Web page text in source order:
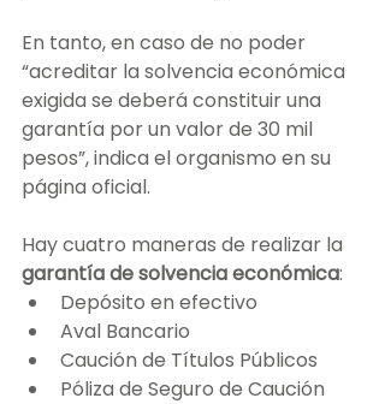
En tanto, en caso de no poder
“acreditar la solvencia económica
exigida se deberá constituir una
garantía por un valor de 30 mil
pesos”, indica el organismo en su
página oficial.
Hay cuatro maneras de realizar la
garantía de solvencia económica:
Depósito en efectivo
Aval Bancario
Caución de Títulos Públicos
Póliza de Seguro de Caución